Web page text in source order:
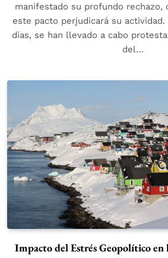
manifestado su profundo rechazo,
este pacto perjudicará su
días, se han llevado a cabo
del…
Impacto del Estrés Geopolítico en